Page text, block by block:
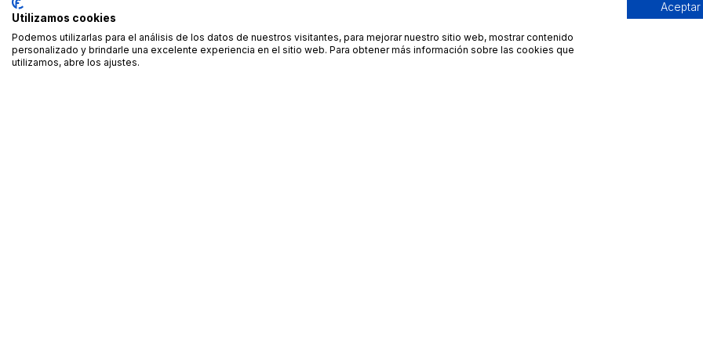
Utilizamos cookies
Podemos utilizarlas para el análisis de los datos de nuestros visitantes, para mejorar nuestro sitio web, mostrar contenido
personalizado y brindarle una excelente experiencia en el sitio web. Para obtener más información sobre las cookies que
utilizamos, abre los ajustes.